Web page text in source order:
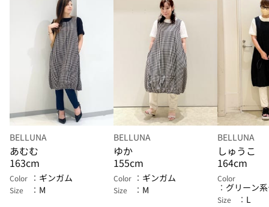
BELLUNA
あむむ
163cm
Color ギンガム
Size M
BELLUNA
ゆか
155cm
Color ギンガム
Size M
BELLUNA
しゅうこ
164cm
Color
グリーン
Size L